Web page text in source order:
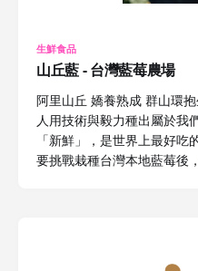
生鮮食品
山丘藍 - 台灣藍莓農場
阿里山丘 嬌養熟成 群山環
人用技術與毅力種出屬於我
「新鮮」，是世界上最好
要挑戰栽種台灣本地藍莓後